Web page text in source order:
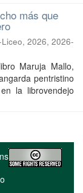
más que
2026, 2026-
Maruja Mallo,
pentristino
la librovendejo